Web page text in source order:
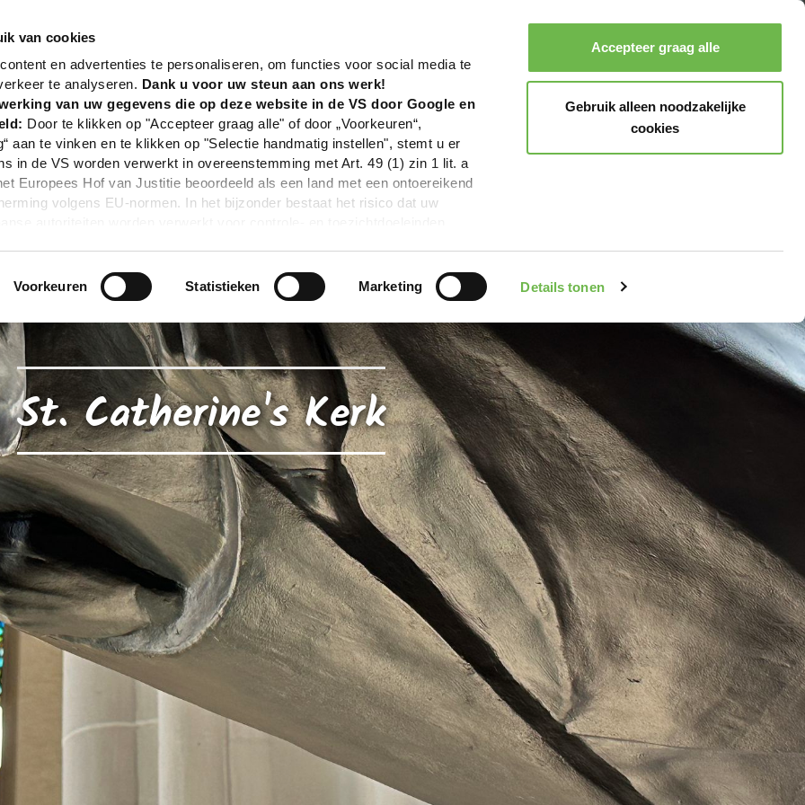
van cookies
en advertenties te personaliseren, om functies voor social media te
te analyseren. Dank u voor uw steun aan ons werk!
van uw gegevens die op deze website in de VS door Google en
Door te klikken op "Accepteer graag alle" of door „Voorkeuren“,
aan te vinken en te klikken op "Selectie handmatig instellen", stemt u er
in de VS worden verwerkt in overeenstemming met Art. 49 (1) zin 1 lit. a
Europees Hof van Justitie beoordeeld als een land met een ontoereikend
volgens EU-normen. In het bijzonder bestaat het risico dat uw
Voor meer informatie, zie onze privacyverklaring.
gedetailleerde informatie:
|Impressum
Voorkeuren Statistieken Marketing Details tonen
Accepteer graag alle
Gebruik alleen noodzakelijke
cookies
Boeken Menu
St. Catherine's Kerk